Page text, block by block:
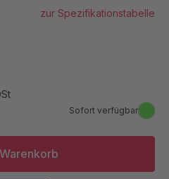
Sofort verfügbar
zur Spezifikationstabelle